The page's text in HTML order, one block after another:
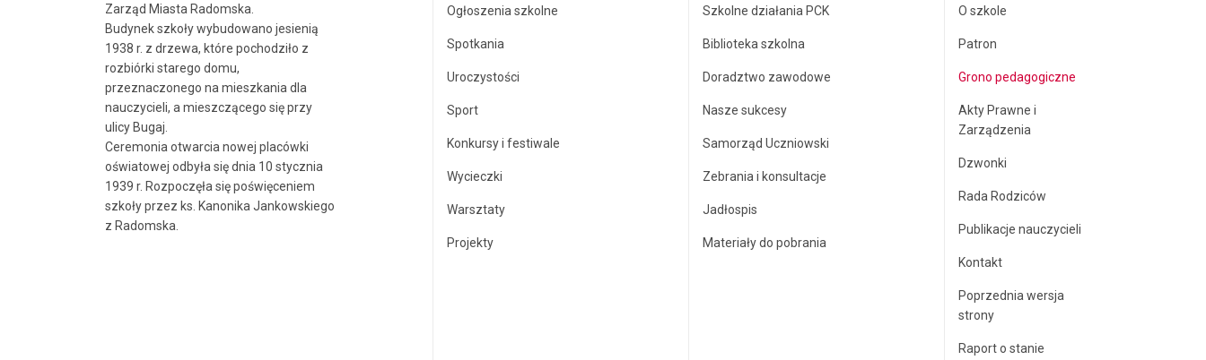
Zarząd Miasta Radomska.
Budynek szkoły wybudowano jesienią
1938 r. z drzewa, które pochodziło z
rozbiórki starego domu,
przeznaczonego na mieszkania dla
nauczycieli, a mieszczącego się przy
ulicy Bugaj.
Ceremonia otwarcia nowej placówki
oświatowej odbyła się dnia 10 stycznia
1939 r. Rozpoczęła się poświęceniem
szkoły przez ks. Kanonika Jankowskiego
z Radomska.
Ogłoszenia szkolne
Spotkania
Uroczystości
Sport
Konkursy i festiwale
Wycieczki
Warsztaty
Projekty
Szkolne działania PCK
Biblioteka szkolna
Doradztwo zawodowe
Nasze sukcesy
Samorząd Uczniowski
Zebrania i konsultacje
Jadłospis
Materiały do pobrania
O szkole
Patron
Grono pedagogiczne
Akty Prawne i
Zarządzenia
Dzwonki
Rada Rodziców
Publikacje nauczycieli
Kontakt
Poprzednia wersja
strony
Raport o stanie